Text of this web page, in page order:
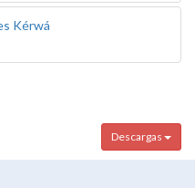
Kérwá
Descargas